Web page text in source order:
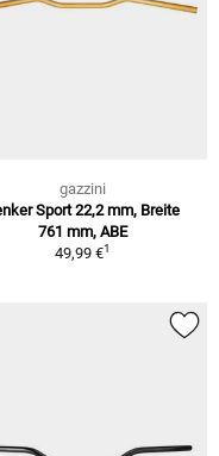
gazzini
Sport 22,2 mm, Breite
761 mm, ABE
49,99 €1